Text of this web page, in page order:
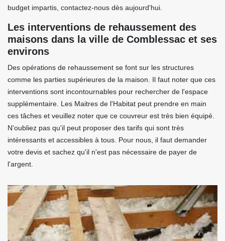
budget impartis, contactez-nous dès aujourd'hui.
Les interventions de rehaussement des
maisons dans la ville de Comblessac et ses
environs
Des opérations de rehaussement se font sur les structures
comme les parties supérieures de la maison. Il faut noter que ces
interventions sont incontournables pour rechercher de l'espace
supplémentaire. Les Maitres de l'Habitat peut prendre en main
ces tâches et veuillez noter que ce couvreur est très bien équipé.
N'oubliez pas qu'il peut proposer des tarifs qui sont très
intéressants et accessibles à tous. Pour nous, il faut demander
votre devis et sachez qu'il n'est pas nécessaire de payer de
l'argent.